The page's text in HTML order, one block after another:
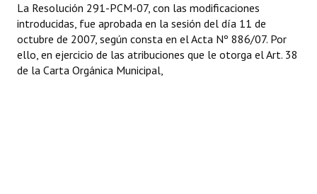
Entrega de distinciones
REFORMA DE LA CARTA ORGÁNICA
La Resolución 291-PCM-07, con las modificaciones
introducidas, fue aprobada en la sesión del día 11 de
octubre de 2007, según consta en el Acta Nº 886/07. Por
ello, en ejercicio de las atribuciones que le otorga el Art. 38
de la Carta Orgánica Municipal,